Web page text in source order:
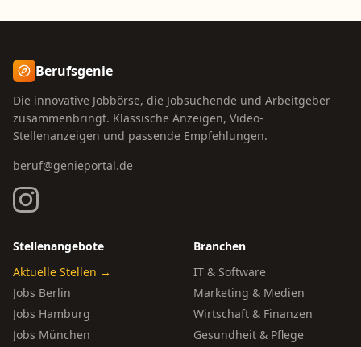
Berufsgenie
Die innovative Jobbörse, die Jobsuchende und Arbeitgeber
zusammenbringt. Klassische Anzeigen, Video-
Stellenanzeigen und passende Empfehlungen.
beruf@genieportal.de
Stellenangebote
Aktuelle Stellen →
Jobs Berlin
Jobs Hamburg
Jobs München
Branchen
IT & Software
Marketing & Medien
Wirtschaft & Finanzen
Gesundheit & Pflege